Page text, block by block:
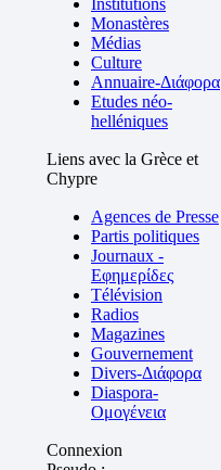
Institutions
Monastères
Médias
Culture
Annuaire-Διάφορα
Etudes néo-
helléniques
Liens avec la Grèce et
Chypre
Agences de Presse
Partis politiques
Journaux -
Εφημερίδες
Télévision
Radios
Magazines
Gouvernement
Divers-Διάφορα
Diaspora-
Ομογένεια
Connexion